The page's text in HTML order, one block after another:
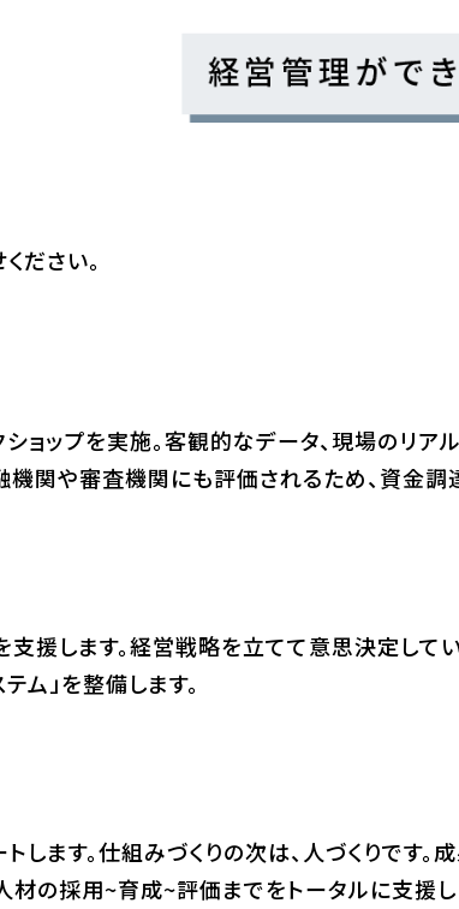
ださい。
ショップを実施。客観的なデータ、現場のリ
関や審査機関にも評価されるため、資金調
援します。経営戦略を立てて意思決定してい
」を整備します。
ます。仕組みづくりの次は、人づくりです
材の採用~育成~評価までをトータルに支援し